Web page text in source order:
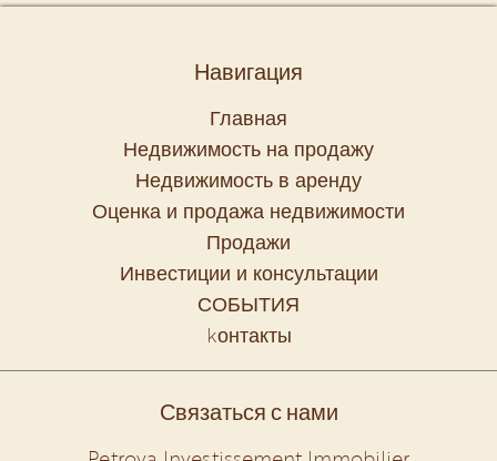
Навигация
Главная
Недвижимость на продажу
Недвижимость в аренду
Оценка и продажа недвижимости
Продажи
Инвестиции и консультации
СОБЫТИЯ
kонтакты
Связаться с нами